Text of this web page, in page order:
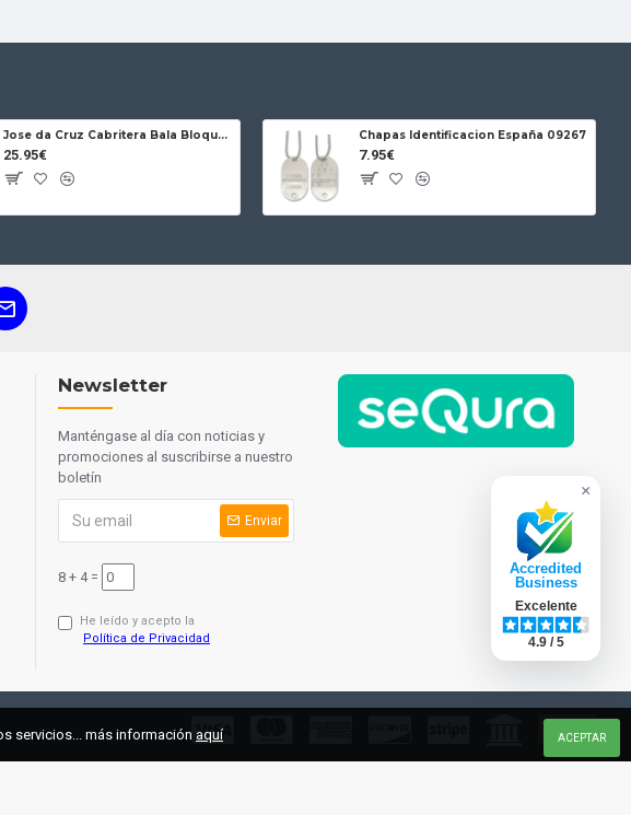
Jose da Cruz Cabritera Bala Bloqueo Carbono
25.95€
Chapas Identificacion España 09267
7.95€
Newsletter
Manténgase al día con noticias y
promociones al suscribirse a nuestro
boletín
Enviar
8 + 4 =
He leído y acepto la
Política de Privacidad
ACEPTAR
servicios... más información aquí
×
Accredited
Business
Excelente
4.9 / 5